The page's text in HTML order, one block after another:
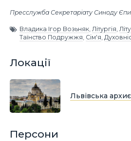
Пресслужба Секретаріату Синоду
Владика Ігор Возьняк Літургія
Таїнство Подружжя Сім'я
Локації
Львівська
Персони